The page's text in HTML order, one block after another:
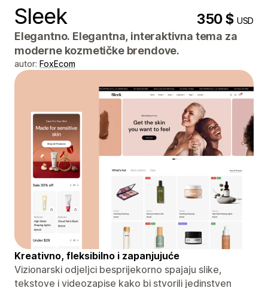
Sleek 350 $USD
Elegantno. Elegantna, interaktivna tema za
moderne kozmetičke brendove.
autor: FoxEcom
Kreativno, fleksibilno i zapanjujuće
Vizionarski odjeljci besprijekorno spajaju slike,
tekstove i videozapise kako bi stvorili jedinstven